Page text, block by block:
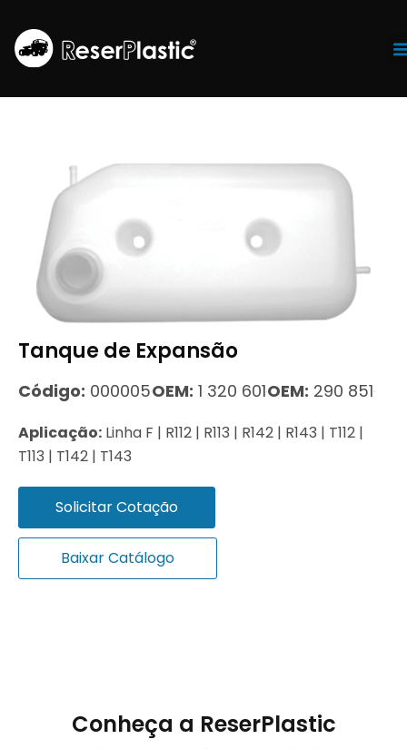
Tanque de Expansão
Código: 000005OEM: 1 320 601OEM: 290 851
Aplicação: Linha F | R112 | R113 | R142 | R143 | T112 |
T113 | T142 | T143
Solicitar Cotação
Baixar Catálogo
Conheça a ReserPlastic